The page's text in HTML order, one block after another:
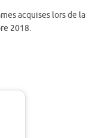
acquises lors de la
2018.